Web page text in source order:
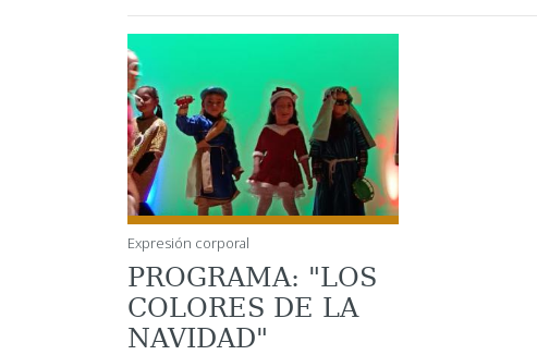
Expresión corporal
PROGRAMA: "LOS
COLORES DE LA
NAVIDAD"